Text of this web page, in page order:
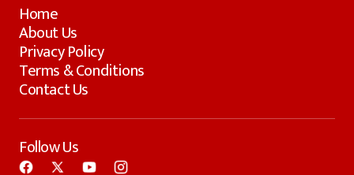
Home
About Us
Privacy Policy
Terms & Conditions
Contact Us
Follow Us